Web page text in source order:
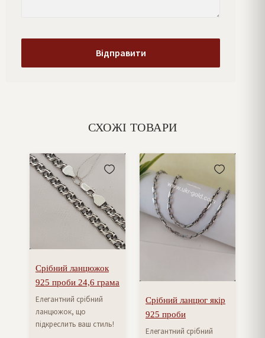
СХОЖІ ТОВАРИ
Срібний ланцюжок
925 проби 24,6 грама
Елегантний срібний
ланцюжок, що
підкреслить ваш стиль!
Срібний ланцюг якір
925 проби
Елегантний срібний